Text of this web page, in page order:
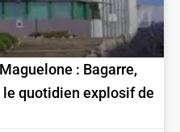
: Bagarre,
quotidien explosif de